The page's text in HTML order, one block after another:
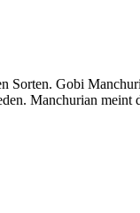
Sorten. Gobi
Manchurian